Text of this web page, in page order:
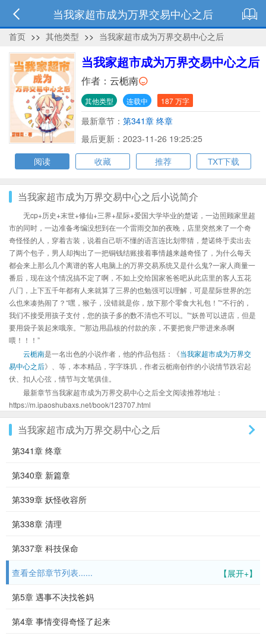
当我家超市成为万界交易中心之后
首页 >> 其他类型 >> 当我家超市成为万界交易中心之后
当我家超市成为万界交易中心之后
作者： 云栀南
其他类型 连载中 187 万字
最新章节： 第341章 终章
最后更新：2023-11-26 19:25:25
阅读
收藏 推荐 TXT下载
当我家超市成为万界交易中心之后小说简介
无cp+历史+末世+修仙+三界+星际+爱国大学毕业的楚诺，一边照顾家里超
市的同时，一边准备考编没想到在一个雷雨交加的夜晚，店里突然来了一个奇
奇怪怪的人，穿着古装，说着自己听不懂的语言连比划带猜，楚诺终于卖出去
了两个包子，男人却掏出了一把铜钱结账接着事情越来越奇怪了，为什么每天
都会来上那么几个离谱的客人电脑上的万界交易系统又是什么鬼?一家人商量一
番后，现在这个情况搞不定了啊，不如上交给国家爸爸吧从此店里的客人五花
八门，上下五千年都有人来就算了三界的也勉强可以理解，可是星际世界的怎
么也来凑热闹了？“嘿，猴子，没错就是你，放下那个零食大礼包！”“不行的，
我们不接受用孩子支付，您的孩子多的数不清也不可以。”“妖兽可以进店，但是
要用袋子装起来哦亲。”“那边用晶核的付款的亲，不要把丧尸带进来杀啊
喂！！！”
云栀南是一名出色的小说作者，他的作品包括：《当我家超市成为万界交
易中心之后》、等，本本精品，字字珠玑，作者云栀南创作的小说情节跌宕起
伏、扣人心弦，情节与文笔俱佳。
最新章节当我家超市成为万界交易中心之后全文阅读推荐地址：
https://m.ipaoshubaxs.net/book/123707.html
当我家超市成为万界交易中心之后
第341章 终章
第340章 新篇章
第339章 妖怪收容所
第338章 清理
第337章 科技保命
【展开+】
查看全部章节列表......
第5章 遇事不决找爸妈
第4章 事情变得奇怪了起来